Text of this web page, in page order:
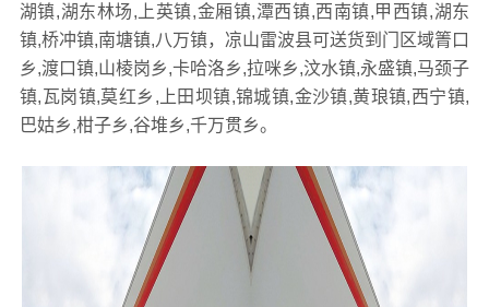
湖镇,湖东林场,上英镇,金厢镇,潭西镇,西南镇,甲西镇,湖东
镇,桥冲镇,南塘镇,八万镇，凉山雷波县可送货到门区域箐口
乡,渡口镇,山棱岗乡,卡哈洛乡,拉咪乡,汶水镇,永盛镇,马颈子
镇,瓦岗镇,莫红乡,上田坝镇,锦城镇,金沙镇,黄琅镇,西宁镇,
巴姑乡,柑子乡,谷堆乡,千万贯乡。